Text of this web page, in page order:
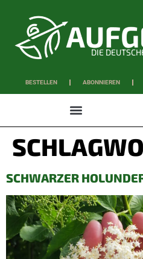
DIE
BESTELLEN ABONNIEREN
SCHWARZER